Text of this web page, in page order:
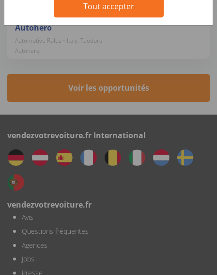
Tout accepter
Team Leader Operativo – Ottimizza i processi
Autohero
Automotive Roles • Italy, Teodora
Autohero
Voir les opportunités
vendezvotrevoiture.fr International
vendezvotrevoiture.fr
Avis
Questions fréquentes
Agences
Jobs
Presse